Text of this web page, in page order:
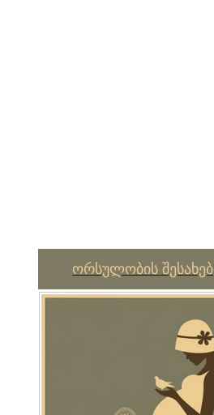
ორსულობის შესახებ